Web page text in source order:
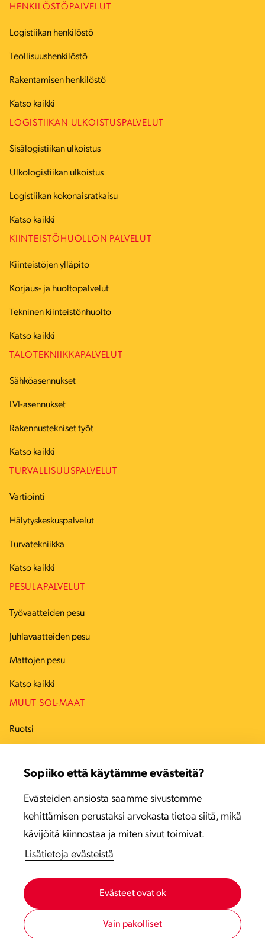
Sopiiko että käytämme evästeitä?
Evästeiden ansiosta saamme sivustomme
kehittämisen perustaksi arvokasta tietoa siitä, mikä
kävijöitä kiinnostaa ja miten sivut toimivat.
Lisätietoja evästeistä
Evästeet ovat ok
Vain pakolliset
HENKILÖSTÖPALVELUT
Logistiikan henkilöstö
Teollisuushenkilöstö
Rakentamisen henkilöstö
Katso kaikki
LOGISTIIKAN ULKOISTUSPALVELUT
Sisälogistiikan ulkoistus
Ulkologistiikan ulkoistus
Logistiikan kokonaisratkaisu
Katso kaikki
KIINTEISTÖHUOLLON PALVELUT
Kiinteistöjen ylläpito
Korjaus- ja huoltopalvelut
Tekninen kiinteistönhuolto
Katso kaikki
TALOTEKNIIKKAPALVELUT
Sähköasennukset
LVI-asennukset
Rakennustekniset työt
Katso kaikki
TURVALLISUUSPALVELUT
Vartiointi
Hälytyskeskuspalvelut
Turvatekniikka
Katso kaikki
PESULAPALVELUT
Työvaatteiden pesu
Juhlavaatteiden pesu
Mattojen pesu
Katso kaikki
MUUT SOL-MAAT
Ruotsi
Viro
Latvia